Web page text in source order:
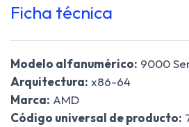
Ficha técnica
Modelo alfanumérico: 9000
Arquitectura: x86-64
Marca: AMD
Código universal de producto: